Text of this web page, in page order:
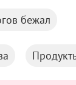
бежал